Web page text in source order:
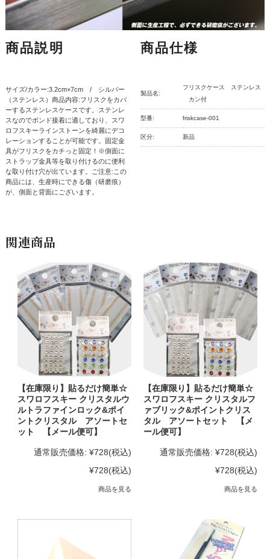
商品説明
サイズ/カラー:3.2cm×7cm / シルバー
（ステンレス）商品内容:フリスクをカバ
ーするステンレスケースです。ステンレ
スなのでボンド接着に適しており、スワ
ロフスキーラインストーンを綺麗にデコ
レーションすることが可能です。固定金
具がフリスクをカチっと固定！※側面に
ストラップ金具等を取り付けるのに便利
な取り付け穴が出ています。ご注意:この
商品には、生産時にできる傷（研磨痕）
が、側面と背面にございます。
商品仕様
製品名:
フリスクケース ステンレス
カン付
型番: friskcase-001
区分: 新品
関連商品
【在庫限り】貼るだけ簡単☆
スワロフスキー クリスタルウ
ルトラファインロック&ポイ
ントクリスタル アソートセ
ット 【メール便可】
通常販売価格: ¥728(税込)
¥728(税込)
商品を見る
【在庫限り】貼るだけ簡単☆
スワロフスキー クリスタルフ
ァブリック&ポイントクリス
タル アソートセット 【メ
ール便可】
通常販売価格: ¥728(税込)
¥728(税込)
商品を見る